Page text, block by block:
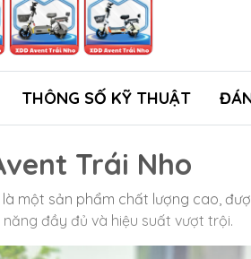
THÔNG SỐ KỸ THUẬT
Trái Nho
là một sản phẩm chất lượng cao,
đầy đủ và hiệu suất vượt trội.